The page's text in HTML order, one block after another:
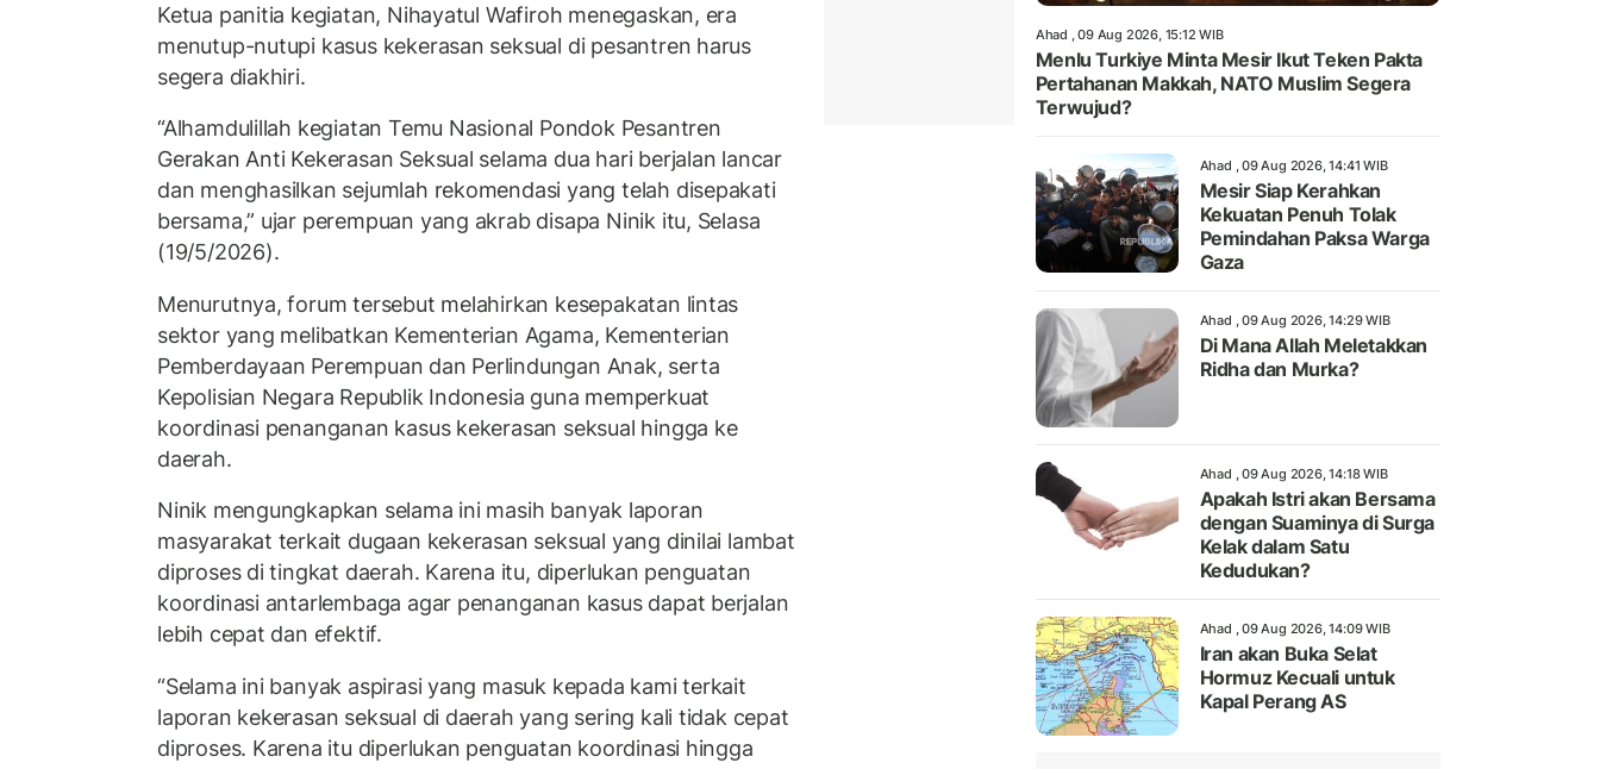
Ketua panitia kegiatan, Nihayatul Wafiroh menegaskan, era
menutup-nutupi kasus kekerasan seksual di pesantren harus
segera diakhiri.
“Alhamdulillah kegiatan Temu Nasional Pondok Pesantren
Gerakan Anti Kekerasan Seksual selama dua hari berjalan lancar
dan menghasilkan sejumlah rekomendasi yang telah disepakati
bersama,” ujar perempuan yang akrab disapa Ninik itu, Selasa
(19/5/2026).
Menurutnya, forum tersebut melahirkan kesepakatan lintas
sektor yang melibatkan Kementerian Agama, Kementerian
Pemberdayaan Perempuan dan Perlindungan Anak, serta
Kepolisian Negara Republik Indonesia guna memperkuat
koordinasi penanganan kasus kekerasan seksual hingga ke
daerah.
Ninik mengungkapkan selama ini masih banyak laporan
masyarakat terkait dugaan kekerasan seksual yang dinilai lambat
diproses di tingkat daerah. Karena itu, diperlukan penguatan
koordinasi antarlembaga agar penanganan kasus dapat berjalan
lebih cepat dan efektif.
“Selama ini banyak aspirasi yang masuk kepada kami terkait
laporan kekerasan seksual di daerah yang sering kali tidak cepat
diproses. Karena itu diperlukan penguatan koordinasi hingga
Ahad , 09 Aug 2026, 15:12 WIB
Menlu Turkiye Minta Mesir Ikut Teken Pakta
Pertahanan Makkah, NATO Muslim Segera
Terwujud?
Ahad , 09 Aug 2026, 14:41 WIB
Mesir Siap Kerahkan
Kekuatan Penuh Tolak
Pemindahan Paksa Warga
Gaza
Ahad , 09 Aug 2026, 14:29 WIB
Di Mana Allah Meletakkan
Ridha dan Murka?
Ahad , 09 Aug 2026, 14:18 WIB
Apakah Istri akan Bersama
dengan Suaminya di Surga
Kelak dalam Satu
Kedudukan?
Ahad , 09 Aug 2026, 14:09 WIB
Iran akan Buka Selat
Hormuz Kecuali untuk
Kapal Perang AS